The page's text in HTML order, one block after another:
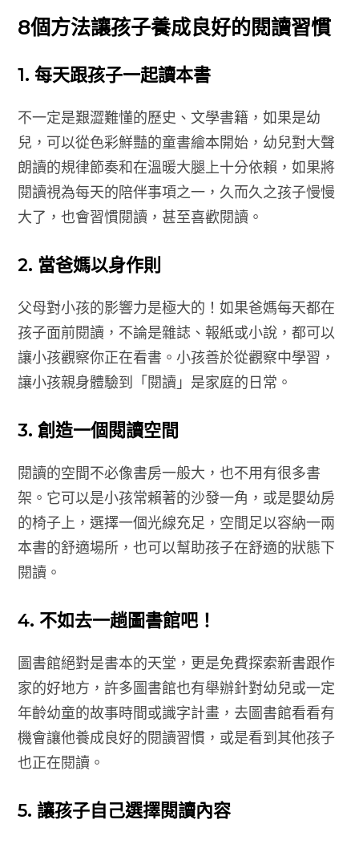
8個方法讓孩子養成良好的閱讀習慣
1. 每天跟孩子一起讀本書
不一定是艱澀難懂的歷史、文學書籍，如果是幼
兒，可以從色彩鮮豔的童書繪本開始，幼兒對大聲
朗讀的規律節奏和在溫暖大腿上十分依賴，如果將
閱讀視為每天的陪伴事項之一，久而久之孩子慢慢
大了，也會習慣閱讀，甚至喜歡閱讀。
2. 當爸媽以身作則
父母對小孩的影響力是極大的！如果爸媽每天都在
孩子面前閱讀，不論是雜誌、報紙或小說，都可以
讓小孩觀察你正在看書。小孩善於從觀察中學習，
讓小孩親身體驗到「閱讀」是家庭的日常。
3. 創造一個閱讀空間
閱讀的空間不必像書房一般大，也不用有很多書
架。它可以是小孩常賴著的沙發一角，或是嬰幼房
的椅子上，選擇一個光線充足，空間足以容納一兩
本書的舒適場所，也可以幫助孩子在舒適的狀態下
閱讀。
4. 不如去一趟圖書館吧！
圖書館絕對是書本的天堂，更是免費探索新書跟作
家的好地方，許多圖書館也有舉辦針對幼兒或一定
年齡幼童的故事時間或識字計畫，去圖書館看看有
機會讓他養成良好的閱讀習慣，或是看到其他孩子
也正在閱讀。
5. 讓孩子自己選擇閱讀內容